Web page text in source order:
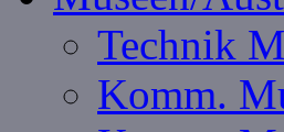
Technik
Komm.